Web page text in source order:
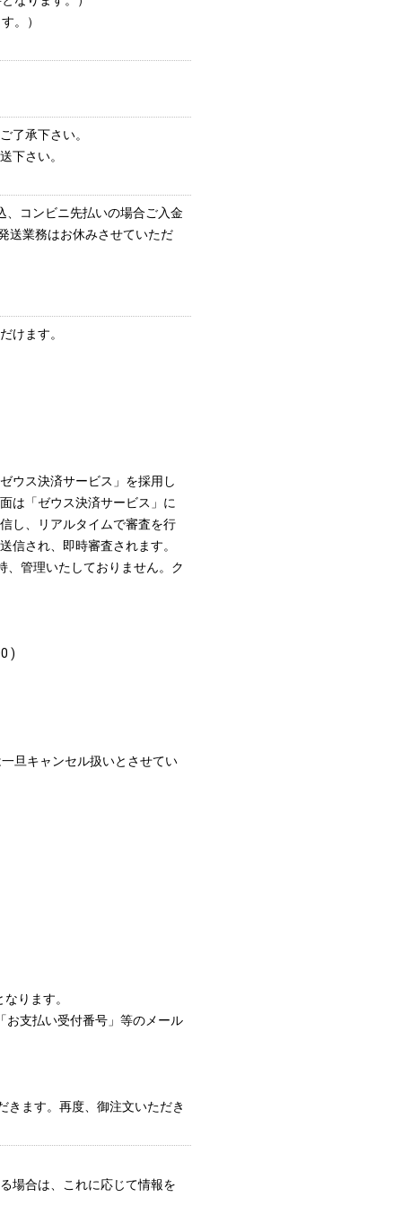
。）
了承下さい。
下さい。
、コンビニ先払いの場合ご入金
送業務はお休みさせていただ
けます。
ウス決済サービス」を採用し
は「ゼウス決済サービス」に
し、リアルタイムで審査を行
信され、即時審査されます。
、管理いたしておりません。ク
)
旦キャンセル扱いとさせてい
ります。
お支払い受付番号」等のメール
きます。再度、御注文いただき
場合は、これに応じて情報を